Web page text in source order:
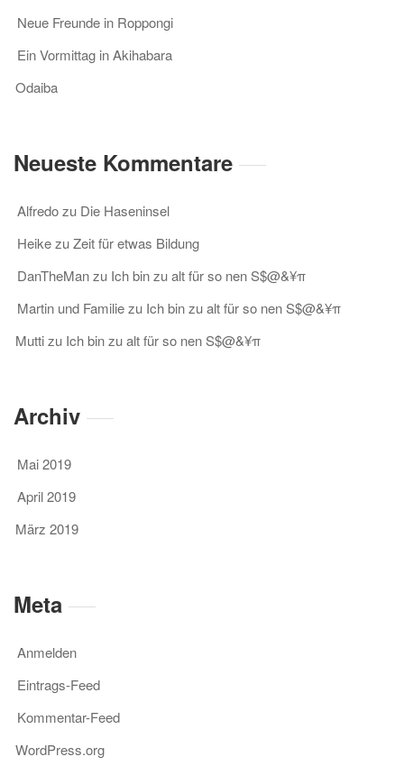
Neue Freunde in Roppongi
Ein Vormittag in Akihabara
Odaiba
Neueste Kommentare
Alfredozu Die Haseninsel
HeikezuZeit für etwas Bildung
DanTheManzu Ich bin zu alt für so nen S$@&¥π
Martin und Familiezu Ich bin zu alt für so nen S$@&¥π
Muttizu Ich bin zu alt für so nen S$@&¥π
Archiv
Mai 2019
April 2019
März 2019
Meta
Anmelden
Eintrags-Feed
Kommentar-Feed
WordPress.org